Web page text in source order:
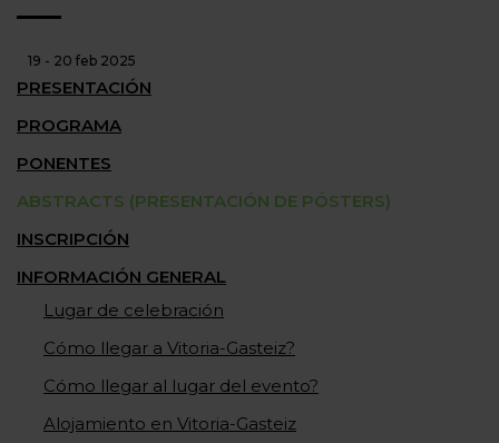
19 - 20 feb 2025
PRESENTACIÓN
PROGRAMA
PONENTES
ABSTRACTS (PRESENTACIÓN DE PÓSTERS)
INSCRIPCIÓN
INFORMACIÓN GENERAL
Lugar de celebración
Cómo llegar a Vitoria-Gasteiz?
Cómo llegar al lugar del evento?
Alojamiento en Vitoria-Gasteiz